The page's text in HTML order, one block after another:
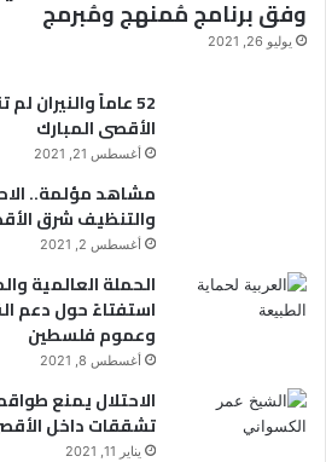
وفق برنامج مُمنهج ومُبرمج
يوليو 26, 2021
52 عاماً
الأقصى المبارك
أغسطس 21, 2021
مشاهد مؤلمة..
والتنظيف شرق
أغسطس 2, 2021
الحملة العالمية
استفتاءً حول دعم
وعموم فلسطين
أغسطس 8, 2021
الاحتلال يمنع
تشققات داخل
يناير 11, 2021